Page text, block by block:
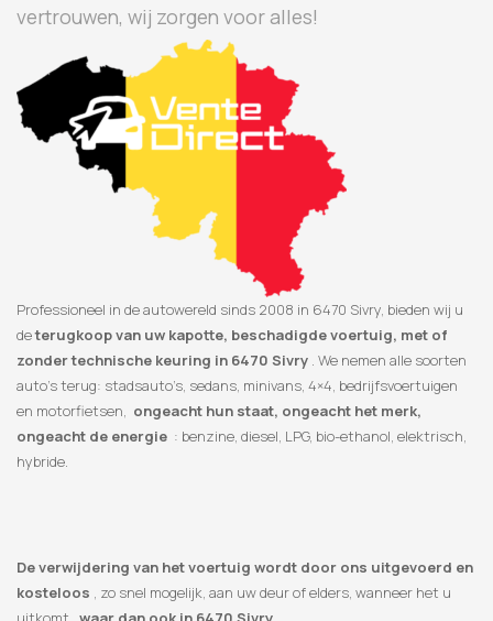
vertrouwen, wij zorgen voor alles!
Professioneel in de autowereld sinds 2008 in 6470 Sivry, bieden wij u
deterugkoop van uw kapotte, beschadigde voertuig, met of
zonder technische keuring in 6470 Sivry . We nemen alle soorten
auto’s terug: stadsauto’s, sedans, minivans, 4×4, bedrijfsvoertuigen
en motorfietsen, ongeacht hun staat, ongeacht het merk,
ongeacht de energie : benzine, diesel, LPG, bio-ethanol, elektrisch,
hybride.
De verwijdering van het voertuig wordt door ons uitgevoerd en
kosteloos , zo snel mogelijk, aan uw deur of elders, wanneer het u